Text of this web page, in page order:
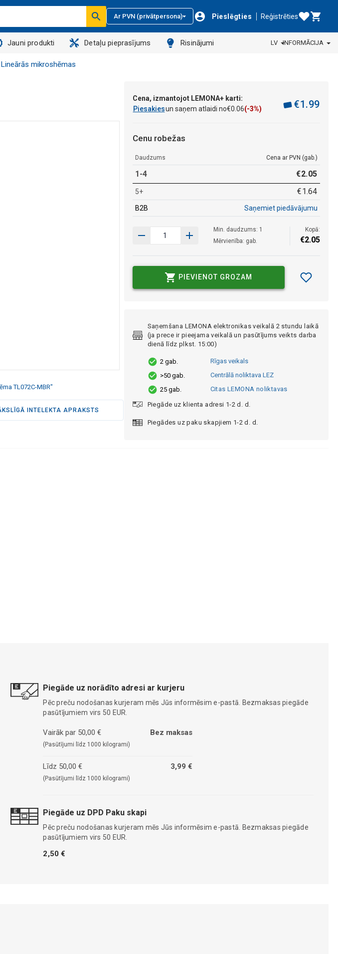
Ar PVN (privātpersona) Pieslēgties Reģistrēties
Jauni produkti Detaļu pieprasījums Risinājumi LV INFORMĀCIJA
Lineārās mikroshēmas
TL072C-MBR"
INTELEKTA APRAKSTS
Cena, izmantojot LEMONA+ karti:
Piesakiesun saņem atlaidi no€0 06(-3%) €1.99
Cenu robežas
Daudzums Cena ar PVN (gab.)
1-4 €2.05
5+ €1.64
B2B Saņemiet piedāvājumu
Min. daudzums: 1
Mērvienība: gab.
Kopā:
€2.05
PIEVIENOT GROZAM
Saņemšana LEMONA elektronikas veikalā 2 stundu laikā
(ja prece ir pieejama veikalā un pasūtījums veikts darba
dienā līdz plkst. 15:00)
2 gab.
Rīgas veikals
>50 gab.
Centrālā noliktava LEZ
25 gab.
Citas LEMONA noliktavas
Piegāde uz klienta adresi 1-2 d. d.
Piegādes uz paku skapjiem 1-2 d. d.
Piegāde uz norādīto adresi ar kurjeru
Pēc preču nodošanas kurjeram mēs Jūs informēsim e-pastā. Bezmaksas piegāde
pasūtījumiem virs 50 EUR.
Vairāk par 50,00 €
(Pasūtījumi līdz 1000 kilogrami)
Bez maksas
Līdz 50,00 €
(Pasūtījumi līdz 1000 kilogrami)
3,99 €
Piegāde uz DPD Paku skapi
Pēc preču nodošanas kurjeram mēs Jūs informēsim e-pastā. Bezmaksas piegāde
pasūtījumiem virs 50 EUR.
2,50 €